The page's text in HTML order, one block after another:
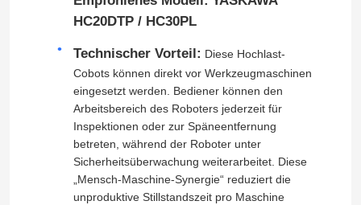
Palettierungsroboterarm
Kooperativer Roboter
CNC-Maschine
HC20DTP / HC30PL
Technischer Vorteil: Diese Hochlast-
Cobots können direkt vor Werkzeugmaschinen
eingesetzt werden. Bediener können den
Arbeitsbereich des Roboters jederzeit für
Inspektionen oder zur Späneentfernung
betreten, während der Roboter unter
Sicherheitsüberwachung weiterarbeitet. Diese
„Mensch-Maschine-Synergie“ reduziert die
unproduktive Stillstandszeit pro Maschine